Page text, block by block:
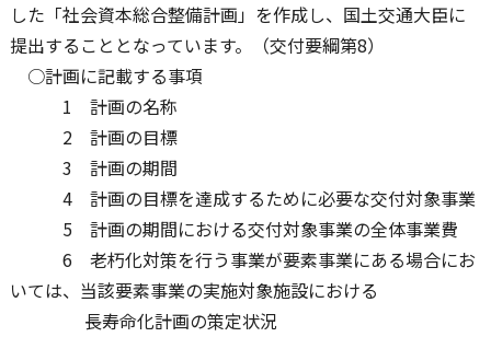
した「社会資本総合整備計画」を作成し、国土交通大臣に
提出することとなっています。（交付要綱第8）
○計画に記載する事項
1 計画の名称
2 計画の目標
3 計画の期間
4 計画の目標を達成するために必要な交付対象事業
5 計画の期間における交付対象事業の全体事業費
6 老朽化対策を行う事業が要素事業にある場合にお
いては、当該要素事業の実施対象施設における
長寿命化計画の策定状況